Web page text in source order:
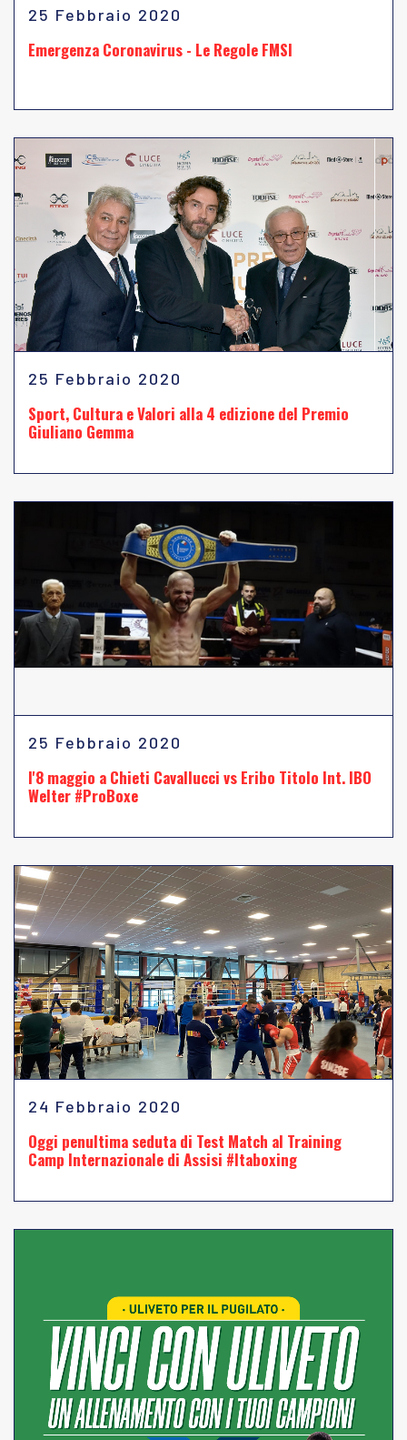
25 Febbraio 2020
Emergenza Coronavirus - Le Regole FMSI
25 Febbraio 2020
Sport, Cultura e Valori alla 4 edizione del Premio
Giuliano Gemma
25 Febbraio 2020
l'8 maggio a Chieti Cavallucci vs Eribo Titolo Int. IBO
Welter #ProBoxe
24 Febbraio 2020
Oggi penultima seduta di Test Match al Training
Camp Internazionale di Assisi #Itaboxing